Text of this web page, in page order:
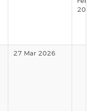
2026
27 Mar 2026